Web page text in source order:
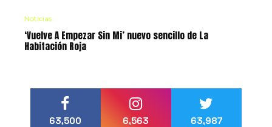
Noticias
‘Vuelve A Empezar Sin Mi’ nuevo sencillo de La
Habitación Roja
63,500 6,563 63,987